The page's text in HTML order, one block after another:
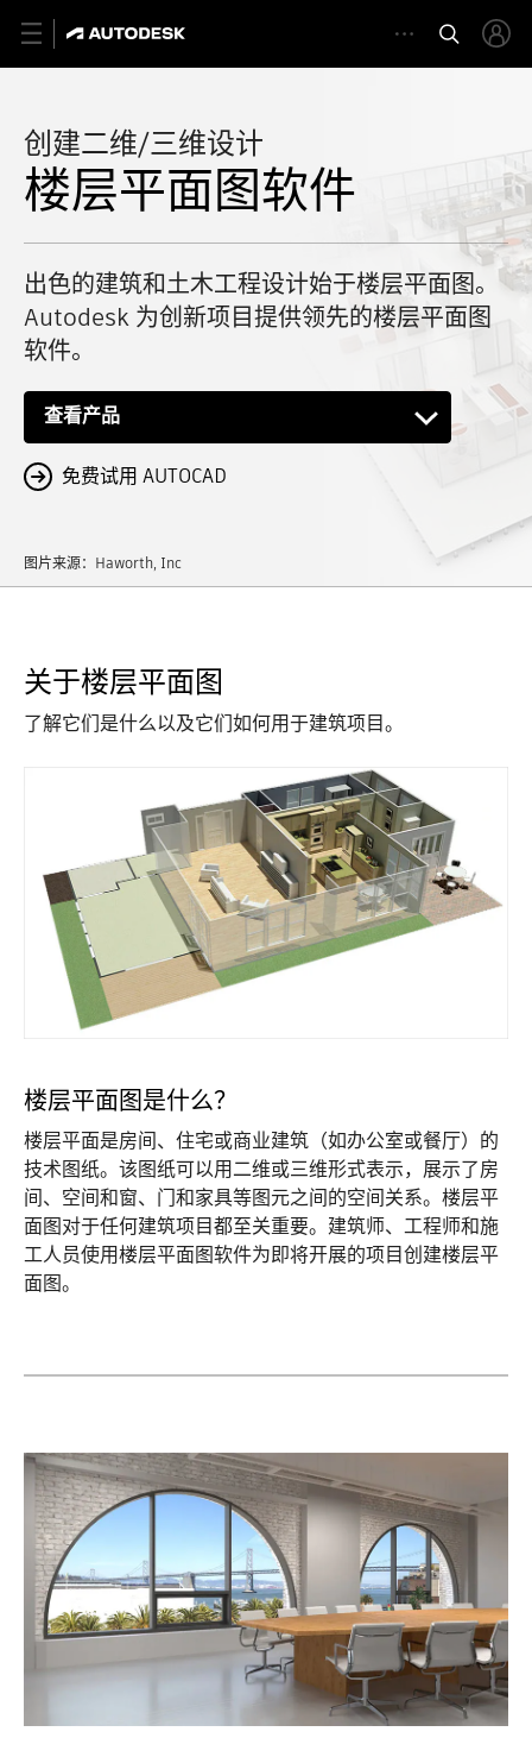
创建二维/三维设计
楼层平面图软件
出色的建筑和土木工程设计始于楼层平面图。
Autodesk 为创新项目提供领先的楼层平面图
软件。
查看产品
免费试用 AUTOCAD
图片来源：Haworth, Inc
关于楼层平面图
了解它们是什么以及它们如何用于建筑项目。
楼层平面图是什么？
楼层平面是房间、住宅或商业建筑（如办公室或餐厅）的
技术图纸。该图纸可以用二维或三维形式表示，展示了房
间、空间和窗、门和家具等图元之间的空间关系。楼层平
面图对于任何建筑项目都至关重要。建筑师、工程师和施
工人员使用楼层平面图软件为即将开展的项目创建楼层平
面图。